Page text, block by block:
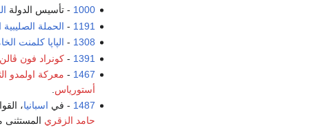
1000 - تأسيس الدولة
1191
- الحملة الصليبية
1308
- الپاپا كلمنت
1391
-كونراد فون
1467
- معركة اولمدو
أستورياس
1487 - في اسبانيا،
حامد الزقري